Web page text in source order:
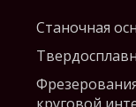
Станочная